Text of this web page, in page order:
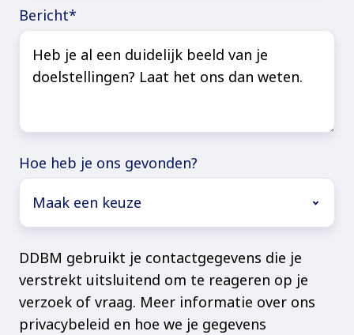
Bericht*
Hoe heb je ons gevonden?
DDBM gebruikt je contactgegevens die je
verstrekt uitsluitend om te reageren op je
verzoek of vraag. Meer informatie over ons
privacybeleid en hoe we je gegevens